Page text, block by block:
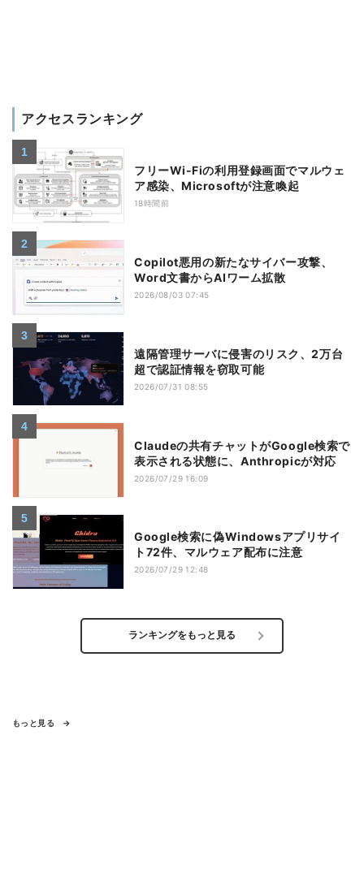
アクセスランキング
フリーWi-Fiの利用登録画面でマルウェ
ア感染、Microsoftが注意喚起
18時間前
Copilot悪用の新たなサイバー攻撃、
Word文書からAIワーム拡散
2026/08/03 07:45
遠隔管理サーバに侵害のリスク、2万台
超で認証情報を窃取可能
2026/07/31 08:55
Claudeの共有チャットがGoogle検索で
表示される状態に、Anthropicが対応
2026/07/29 16:09
Google検索に偽Windowsアプリサイ
ト72件、マルウェア配布に注意
2026/07/29 12:48
ランキングをもっと見る
もっと見る